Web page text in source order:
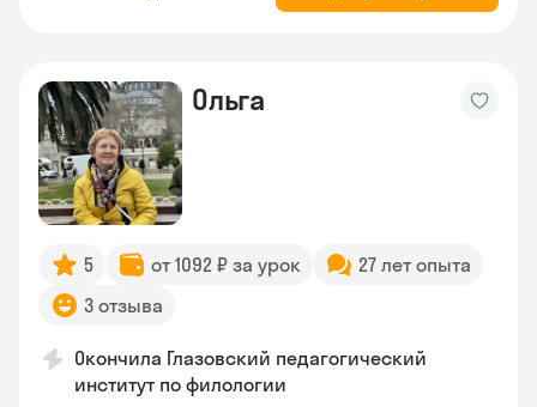
Ольга
5 от 1092 ₽ за урок
27 лет опыта
3 отзыва
Окончила Глазовский педагогический
институт по филологии